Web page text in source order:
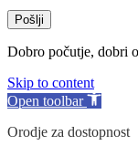
Pošlji
Dobro počutje, dobri
Skip to content
Open toolbar
Orodje za dostopnost